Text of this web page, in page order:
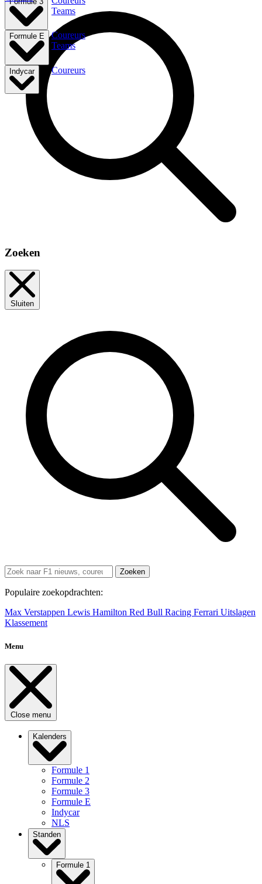
Teams
Formule E
Coureurs
Teams
Indycar Coureurs
Zoeken
Sluiten
Zoeken
Populaire zoekopdrachten:
Max Verstappen Lewis Hamilton Red Bull Racing Ferrari Uitslagen
Klassement
Menu
Close menu
Kalenders
Formule 1
Formule 2
Formule 3
Formule E
Indycar
NLS
Standen
Formule 1